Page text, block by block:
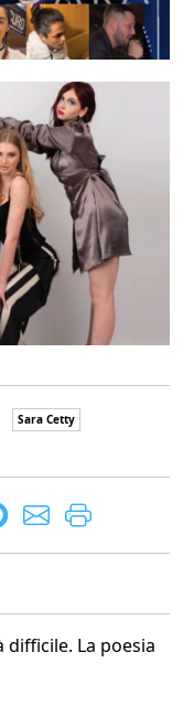
Sara Cetty
difficile. La poesia